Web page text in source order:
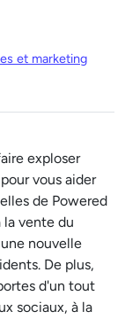
et marketing
exploser
vous aider
de Powered
la vente du
nouvelle
De plus,
d'un tout
sociaux, à la